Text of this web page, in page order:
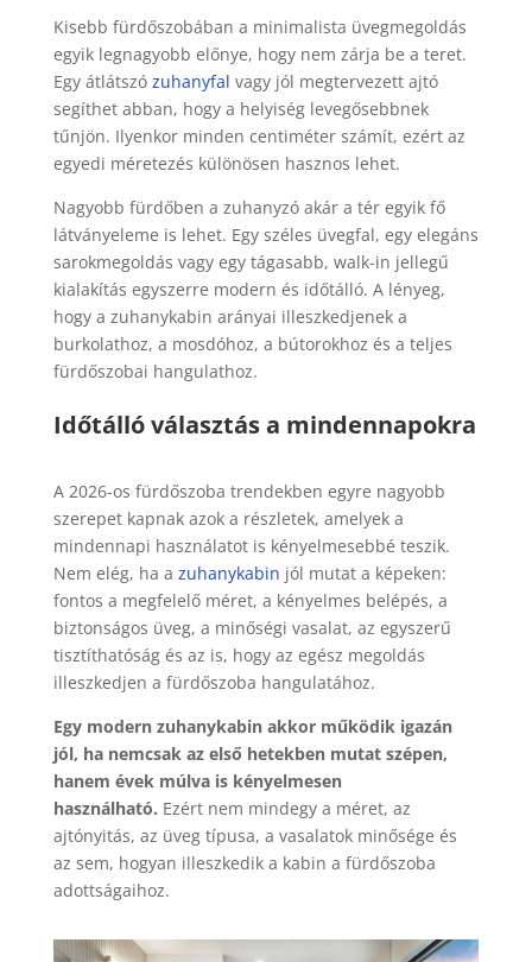
Kisebb fürdőszobában a minimalista üvegmegoldás
egyik legnagyobb előnye, hogy nem zárja be a teret.
Egy átlátszó zuhanyfal vagy jól megtervezett ajtó
segíthet abban, hogy a helyiség levegősebbnek
tűnjön. Ilyenkor minden centiméter számít, ezért az
egyedi méretezés különösen hasznos lehet.
Nagyobb fürdőben a zuhanyzó akár a tér egyik fő
látványeleme is lehet. Egy széles üvegfal, egy elegáns
sarokmegoldás vagy egy tágasabb, walk-in jellegű
kialakítás egyszerre modern és időtálló. A lényeg,
hogy a zuhanykabin arányai illeszkedjenek a
burkolathoz, a mosdóhoz, a bútorokhoz és a teljes
fürdőszobai hangulathoz.
Időtálló választás a mindennapokra
A 2026-os fürdőszoba trendekben egyre nagyobb
szerepet kapnak azok a részletek, amelyek a
mindennapi használatot is kényelmesebbé teszik.
Nem elég, ha a zuhanykabin jól mutat a képeken:
fontos a megfelelő méret, a kényelmes belépés, a
biztonságos üveg, a minőségi vasalat, az egyszerű
tisztíthatóság és az is, hogy az egész megoldás
illeszkedjen a fürdőszoba hangulatához.
Egy modern zuhanykabin akkor működik igazán
jól, ha nemcsak az első hetekben mutat szépen,
hanem évek múlva is kényelmesen
használható. Ezért nem mindegy a méret, az
ajtónyitás, az üveg típusa, a vasalatok minősége és
az sem, hogyan illeszkedik a kabin a fürdőszoba
adottságaihoz.